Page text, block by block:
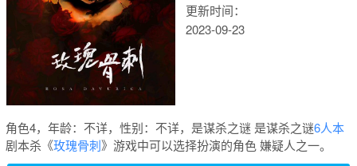
我爱剧本
更新时间：
2023-09-23
角色4，年龄：不详，性别：不详，是谋杀之谜 是谋杀之谜6人本
剧本杀《玫瑰骨刺》游戏中可以选择扮演的角色 嫌疑人之一。